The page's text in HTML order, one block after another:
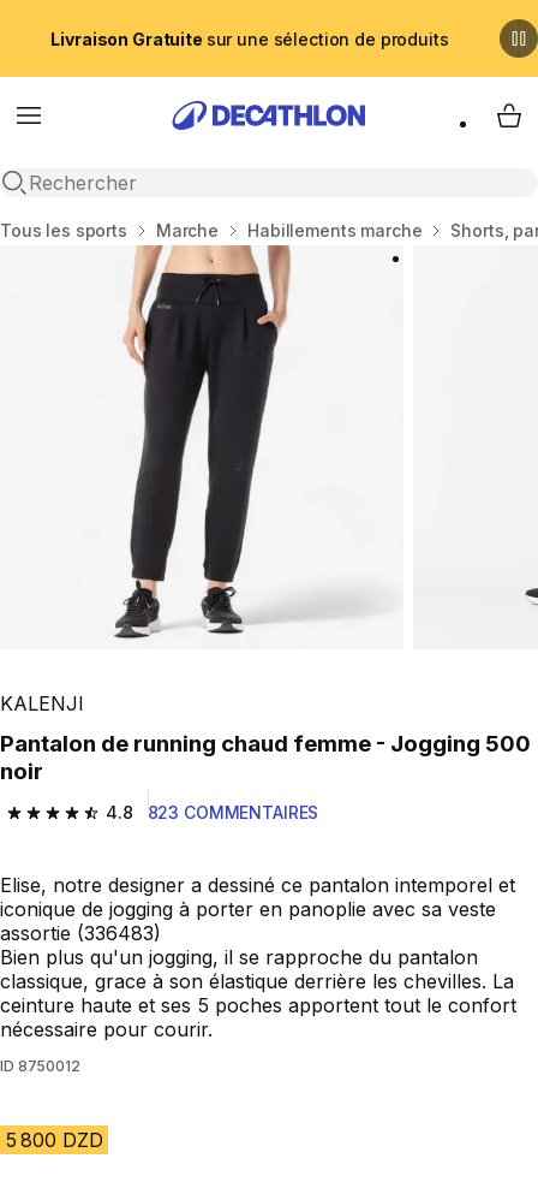
Livraison Gratuite sur une sélection de produits
Menu
Recherche ouverte
My
Accueil
Tous les sports Marche Habillements marche Shorts,
KALENJI
Pantalon de running chaud femme - Jogging 500
noir
4.8
4.8 out of 5 stars from 823 reviews
823 COMMENTAIRES
Elise, notre designer a dessiné ce pantalon intemporel et
iconique de jogging à porter en panoplie avec sa veste
assortie (336483)
Bien plus qu'un jogging, il se rapproche du pantalon
classique, grace à son élastique derrière les chevilles. La
ceinture haute et ses 5 poches apportent tout le confort
nécessaire pour courir.
ID 8750012
5 800 DZD